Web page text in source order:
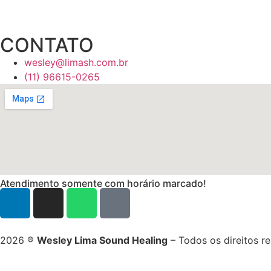
CONTATO
wesley@limash.com.br
(11) 96615-0265
Atendimento somente com horário marcado!
2026 ® Wesley Lima Sound Healing – Todos os direitos